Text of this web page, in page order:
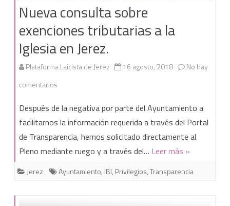
Nueva consulta sobre
exenciones tributarias a la
Iglesia en Jerez.
Plataforma Laicista de Jerez 16 agosto, 2018
No hay
comentarios
consulta
sobre
exenciones
tributarias
Después de la negativa por parte del Ayuntamiento a
facilitarnos la información requerida a través del Portal
de Transparencia, hemos solicitado directamente al
Pleno mediante ruego y a través del… Leer más »
Jerez Ayuntamiento, IBI, Privilegios,Transparencia